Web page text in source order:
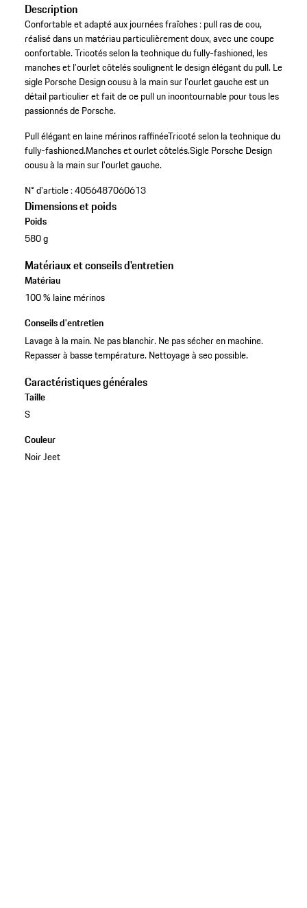
Description
Confortable et adapté aux journées fraîches : pull ras de cou,
réalisé dans un matériau particulièrement doux, avec une coupe
confortable. Tricotés selon la technique du fully-fashioned, les
manches et l'ourlet côtelés soulignent le design élégant du pull. Le
sigle Porsche Design cousu à la main sur l'ourlet gauche est un
détail particulier et fait de ce pull un incontournable pour tous les
passionnés de Porsche.
Pull élégant en laine mérinos raffinéeTricoté selon la technique du
fully-fashioned.Manches et ourlet côtelés.Sigle Porsche Design
cousu à la main sur l'ourlet gauche.
N° d'article :4056487060613
Dimensions et poids
Poids
580 g
Matériaux et conseils d'entretien
Matériau
100 % laine mérinos
Conseils d'entretien
Lavage à la main. Ne pas blanchir. Ne pas sécher en machine.
Repasser à basse température. Nettoyage à sec possible.
Caractéristiques générales
Taille
S
Couleur
Noir Jeet